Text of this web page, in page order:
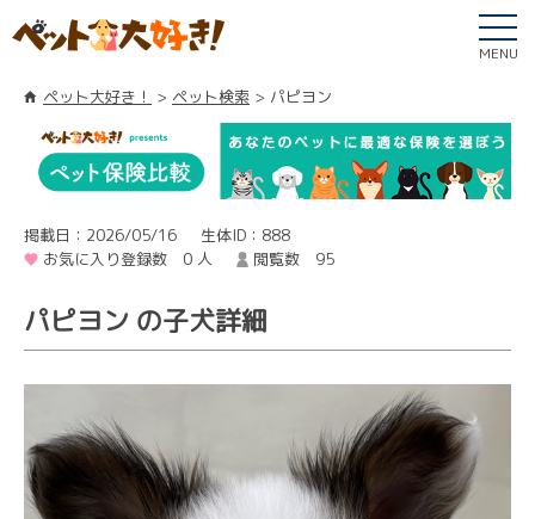
MENU
ペット大好き！ ペット検索 パピヨン
掲載日：2026/05/16
生体ID：888
お気に入り登録数 0 人
閲覧数 95
パピヨン の子犬詳細